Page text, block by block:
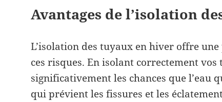
Avantages de l’isolation
L’isolation des tuyaux en hiver offre
ces risques. En isolant correctement
significativement les chances que l’eau
qui prévient les fissures et les